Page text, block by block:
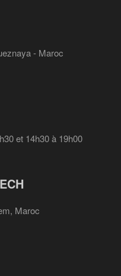
- Maroc
et 14h30 à 19h00
Maroc